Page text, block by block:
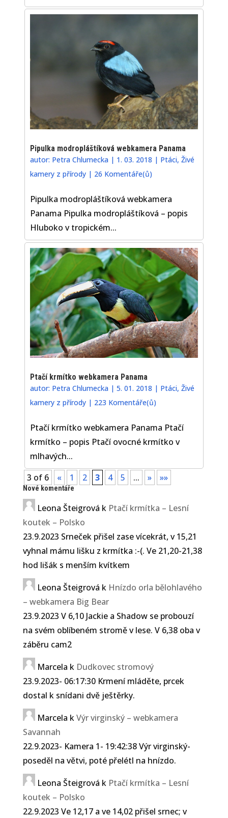
Pipulka modropláštíková webkamera Panama
autor: Petra Chlumecka | 1. 03. 2018 | Ptáci,Živé
kamery z přírody | 26 Komentáře(ů)
Pipulka modropláštíková webkamera
Panama Pipulka modropláštíková – popis
Hluboko v tropickém...
Ptačí krmítko webkamera Panama
autor: Petra Chlumecka |5. 01. 2018 | Ptáci,Živé
kamery z přírody | 223 Komentáře(ů)
Ptačí krmítko webkamera Panama Ptačí
krmítko – popis Ptačí ovocné krmítko v
mlhavých...
3 of 6
« 1 2 3 4 5 ... » »»
Nové komentáře
Leona Šteigrová k Ptačí krmítka – Lesní
koutek – Polsko
23.9.2023 Srneček přišel zase vícekrát, v 15,21
vyhnal mámu lišku z krmítka :-(. Ve 21,20-21,38
hod lišák s menším kvítkem
Leona Šteigrová k Hnízdo orla bělohlavého
– webkamera Big Bear
23.9.2023 V 6,10 Jackie a Shadow se probouzí
na svém oblíbeném stromě v lese. V 6,38 oba v
záběru cam2
Marcela k Dudkovec stromový
23.9.2023- 06:17:30 Krmení mláděte, prcek
dostal k snídani dvě ještěrky.
Marcela kVýr virginský – webkamera
Savannah
22.9.2023- Kamera 1- 19:42:38 Výr virginský-
poseděl na větvi, poté přelétl na hnízdo.
Leona Šteigrová k Ptačí krmítka – Lesní
koutek – Polsko
22.9.2023 Ve 12,17 a ve 14,02 přišel srnec; v